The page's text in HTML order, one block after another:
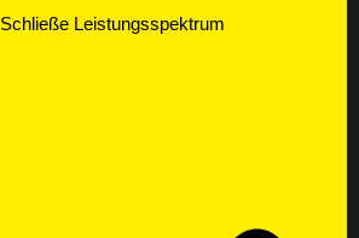
Schließe Leistungsspektrum